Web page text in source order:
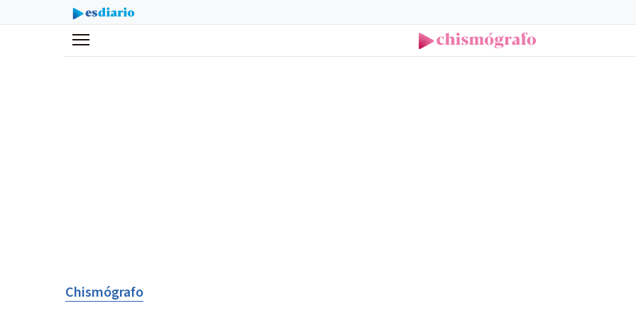
Menú
Chismógrafo